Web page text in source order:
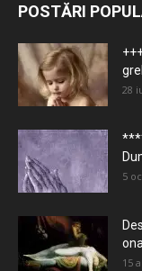
POSTĂRI
28
5
15